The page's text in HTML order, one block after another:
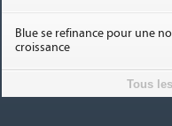
Blue se refinance pour une
croissance
Tous